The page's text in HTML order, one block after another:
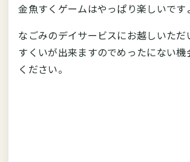
金魚すくゲームはやっぱり楽しいです
なごみのデイサービスにお越しいただ
すくいが出来ますのでめったにない機
ください。